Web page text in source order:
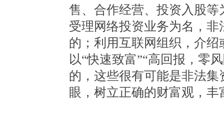
售、合作经营、投资入股
受理网络投资业务为名，
的；利用互联网组织，介
以“快速致富”“高回报，零
的，这些很有可能是非法
眼，树立正确的财富观，